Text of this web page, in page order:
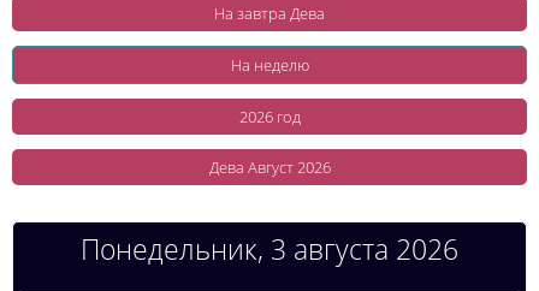
На завтра Дева
На неделю
2026 год
Дева Август 2026
Понедельник, 3 августа 2026